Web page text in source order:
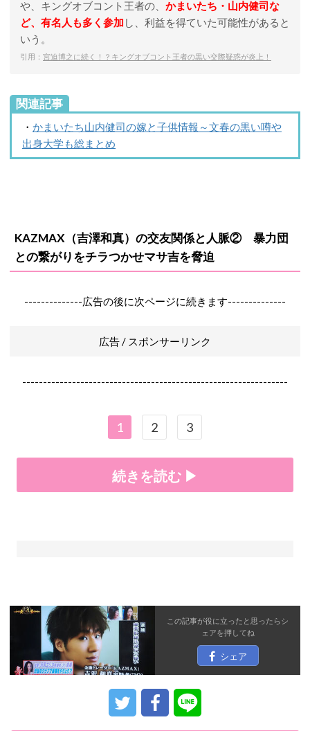
や、キングオブコント王者の、 かまいたち・山内健司な
ど、有名人も多く参加 し、利益を得ていた可能性があると
いう。
引用： 宮迫博之に続く！？キングオブコント王者の黒い交際疑惑が炎上！
関連記事
・ かまいたち山内健司の嫁と子供情報～文春の黒い噂や
出身大学も総まとめ
KAZMAX（吉澤和真）の交友関係と人脈② 暴力団
との繋がりをチラつかせマサ吉を脅迫
--------------広告の後に次ページに続きます--------------
広告 / スポンサーリンク
----------------------------------------------------------------
1 2 3
続きを読む ▶
この記事が役に立ったと思ったらシ
ェアを押してね
シェア